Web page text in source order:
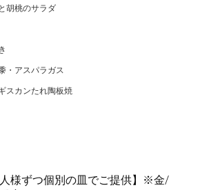
胡桃のサラダ
・アスパラガス
スカンたれ陶板焼
様ずつ個別の皿でご提供】※金/